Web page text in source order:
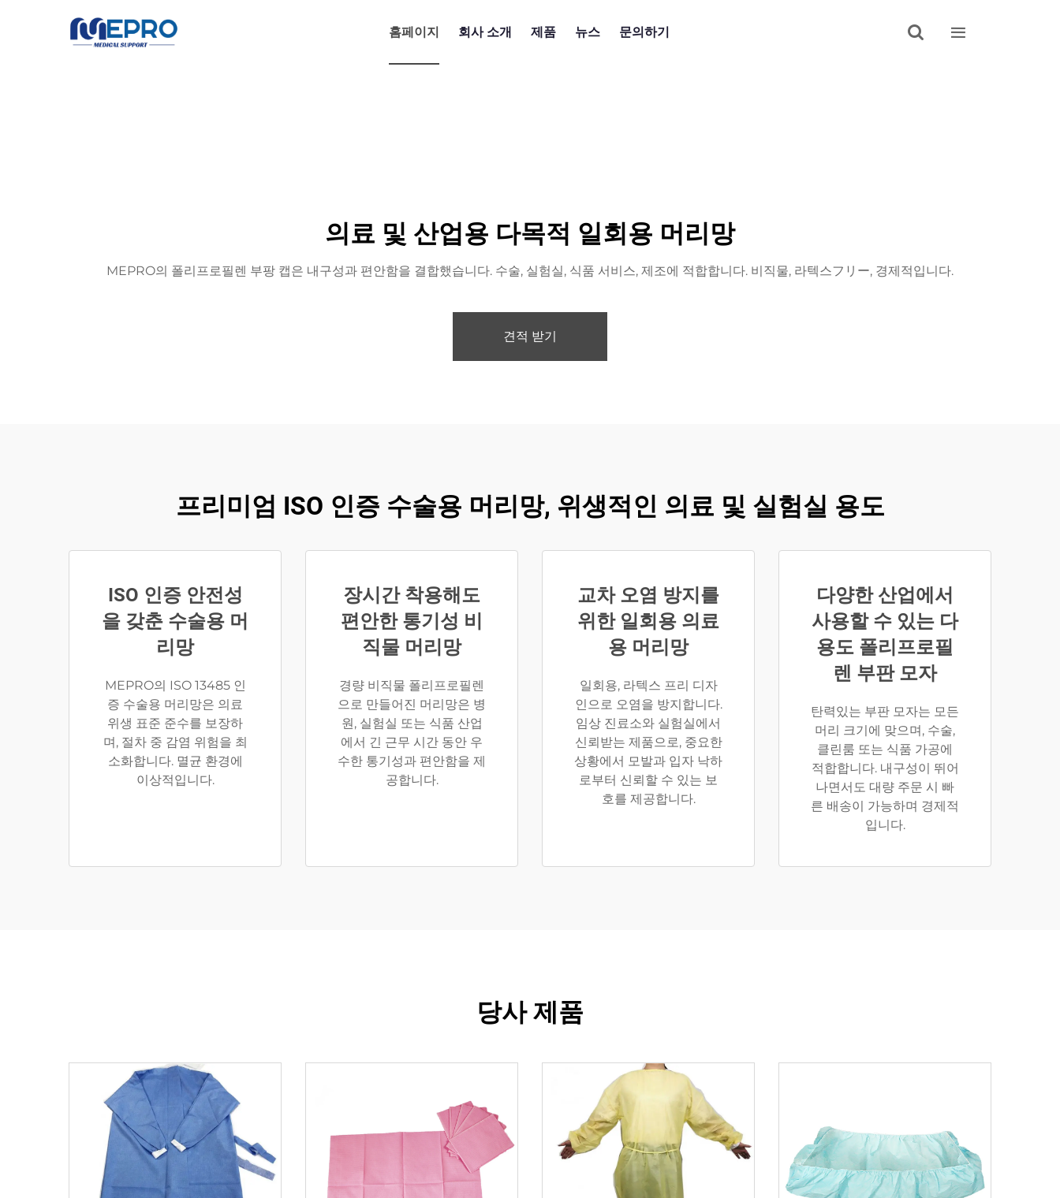
홈페이지 회사 소개 제품 뉴스 문의하기  
의료 및 산업용 다목적 일회용 머리망
MEPRO의 폴리프로필렌 부팡 캡은 내구성과 편안함을 결합했습니다. 수술, 실험실, 식품 서비스, 제조에 적합합니다. 비직물, 라텍스フリー, 경제적입니다.
견적 받기
프리미엄 ISO 인증 수술용 머리망, 위생적인 의료 및 실험실 용도
ISO 인증 안전성
을 갖춘 수술용 머
리망
MEPRO의 ISO 13485 인
증 수술용 머리망은 의료
위생 표준 준수를 보장하
며, 절차 중 감염 위험을 최
소화합니다. 멸균 환경에
이상적입니다.
장시간 착용해도
편안한 통기성 비
직물 머리망
경량 비직물 폴리프로필렌
으로 만들어진 머리망은 병
원, 실험실 또는 식품 산업
에서 긴 근무 시간 동안 우
수한 통기성과 편안함을 제
공합니다.
교차 오염 방지를
위한 일회용 의료
용 머리망
일회용, 라텍스 프리 디자
인으로 오염을 방지합니다.
임상 진료소와 실험실에서
신뢰받는 제품으로, 중요한
상황에서 모발과 입자 낙하
로부터 신뢰할 수 있는 보
호를 제공합니다.
다양한 산업에서
사용할 수 있는 다
용도 폴리프로필
렌 부판 모자
탄력있는 부판 모자는 모든
머리 크기에 맞으며, 수술,
클린룸 또는 식품 가공에
적합합니다. 내구성이 뛰어
나면서도 대량 주문 시 빠
른 배송이 가능하며 경제적
입니다.
당사 제품